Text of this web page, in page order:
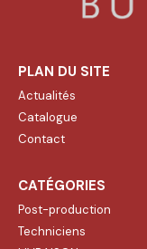
PLAN DU SITE
Actualités
Catalogue
Contact
CATÉGORIES
Post-production
Techniciens